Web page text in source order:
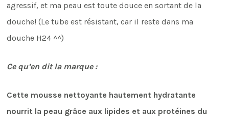
agressif, et ma peau est toute douce en sortant de la
douche! (Le tube est résistant, car il reste dans ma
douche H24 ^^)
Ce qu’en dit la marque :
Cette mousse nettoyante hautement hydratante
nourrit la peau grâce aux lipides et aux protéines du